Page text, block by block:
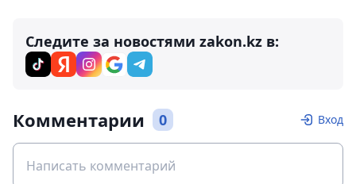
Следите за новостями zakon.kz в:
Комментарии 0 Вход